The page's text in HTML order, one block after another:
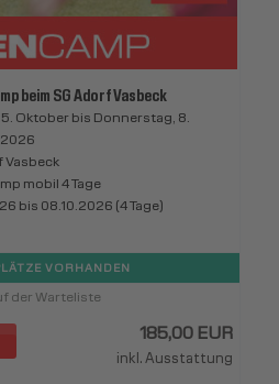
beim SG Adorf Vasbeck
Oktober bis Donnerstag, 8.
Vasbeck
mobil 4 Tage
bis 08.10.2026 (4 Tage)
VORHANDEN
der Warteliste
185,00 EUR
inkl. Ausstattung